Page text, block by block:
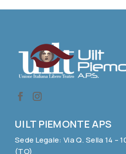
UILT PIEMONTE APS
Sede Legale: Via Q. Sella 14 –
(TO)